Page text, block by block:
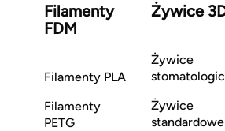
Filamenty
FDM
Filamenty PLA
Filamenty
PETG
Żywice
Żywice
Żywice
standardowe